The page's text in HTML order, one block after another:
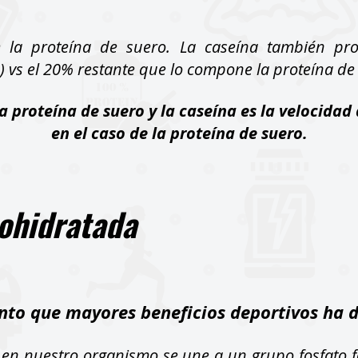
proteína de suero. La caseína también
el 20% restante que lo compone la proteína
proteína de suero y la caseína es la
en el caso de la proteína de suero.
que mayores beneficios deportivos ha